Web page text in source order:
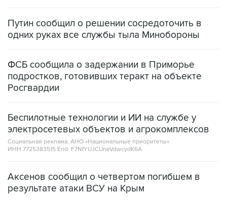
Путин сообщил о решении сосредоточить в
одних руках все службы тыла Минобороны
ФСБ сообщила о задержании в Приморье
подростков, готовивших теракт на объекте
Росгвардии
Беспилотные технологии и ИИ на службе у
электросетевых объектов и агрокомплексов
Социальная реклама, АНО «Национальные приоритеты».
ИНН 7725383515 Erid: F7NfYUJCUneVdwcydK6A
Аксенов сообщил о четвертом погибшем в
результате атаки ВСУ на Крым